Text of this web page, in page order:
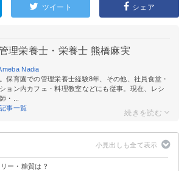
ツイート シェア
理栄養士・栄養士 熊橋麻実
Nadia
保育園での管理栄養士経験8年、その他、社員食堂・
ョン内カフェ・料理教室などにも従事。現在、レシ
・...
事一覧
ー・糖質は？